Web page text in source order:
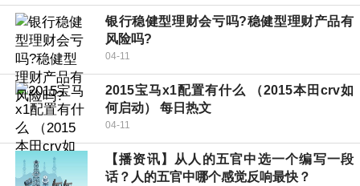
银行稳健型理财会亏吗?稳健型理财产品有
风险吗?
04-11
2015宝马x1配置有什么 （2015本田crv如
何启动） 每日热文
04-11
【播资讯】从人的五官中选一个编写一段
话？人的五官中哪个感觉反响最快？